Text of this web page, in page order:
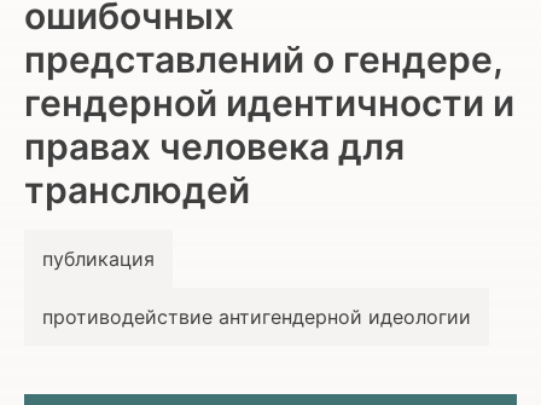
ошибочных
представлений о гендере,
гендерной идентичности и
правах человека для
транслюдей
публикация
противодействие антигендерной идеологии